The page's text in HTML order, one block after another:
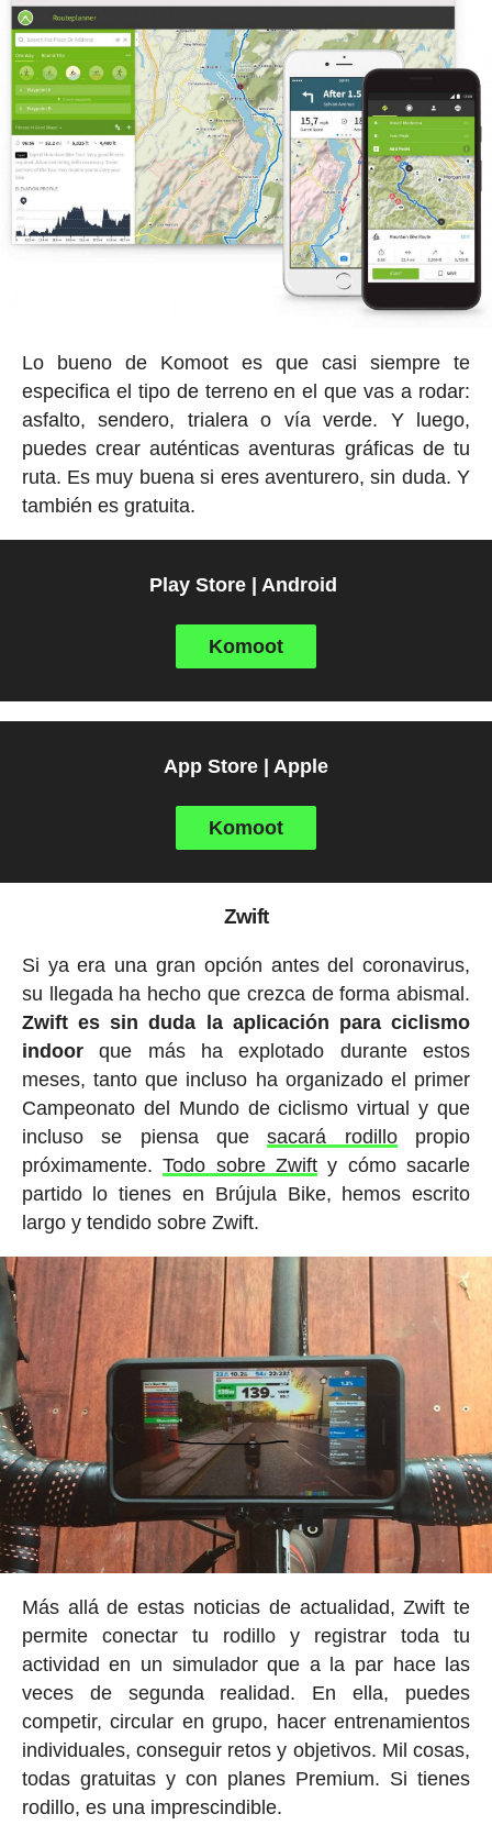
Lo bueno de Komoot es que casi siempre te
especifica el tipo de terreno en el que vas a rodar:
asfalto, sendero, trialera o vía verde. Y luego,
puedes crear auténticas aventuras gráficas de tu
ruta. Es muy buena si eres aventurero, sin duda. Y
también es gratuita.
Play Store | Android
Komoot
App Store | Apple
Komoot
Zwift
Si ya era una gran opción antes del coronavirus,
su llegada ha hecho que crezca de forma abismal.
Zwift es sin duda la aplicación para ciclismo
indoorque más ha explotado durante estos
meses, tanto que incluso ha organizado el primer
Campeonato del Mundo de ciclismo virtual y que
incluso se piensa quesacará rodillopropio
próximamente.Todo sobre Zwift y cómo sacarle
partido lo tienes en Brújula Bike, hemos escrito
largo y tendido sobre Zwift.
Más allá de estas noticias de actualidad, Zwift te
permite conectar tu rodillo y registrar toda tu
actividad en un simulador que a la par hace las
veces de segunda realidad. En ella, puedes
competir, circular en grupo, hacer entrenamientos
individuales, conseguir retos y objetivos. Mil cosas,
todas gratuitas y con planes Premium. Si tienes
rodillo, es una imprescindible.